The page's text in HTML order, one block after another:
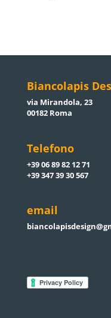
Biancolapis
via Mirandola, 23
00182 Roma
Telefono
+39 06 89 82 12 71
+39 347 39 30 567
email